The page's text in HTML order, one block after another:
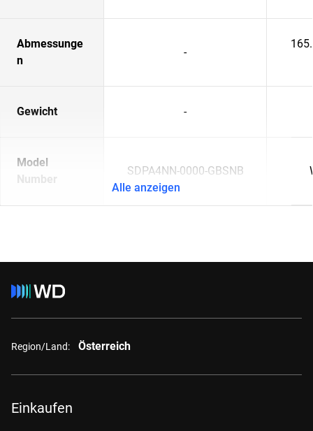
Abmessunge
n
-
Gewicht -
Model
Number
SDPA4NN-0000-GBSNB
Alle anzeigen
Region/Land: Österreich
Einkaufen